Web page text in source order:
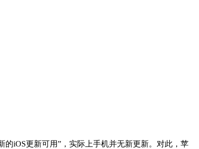
的iOS更新可用”，实际上手机并无新更新。对此，苹